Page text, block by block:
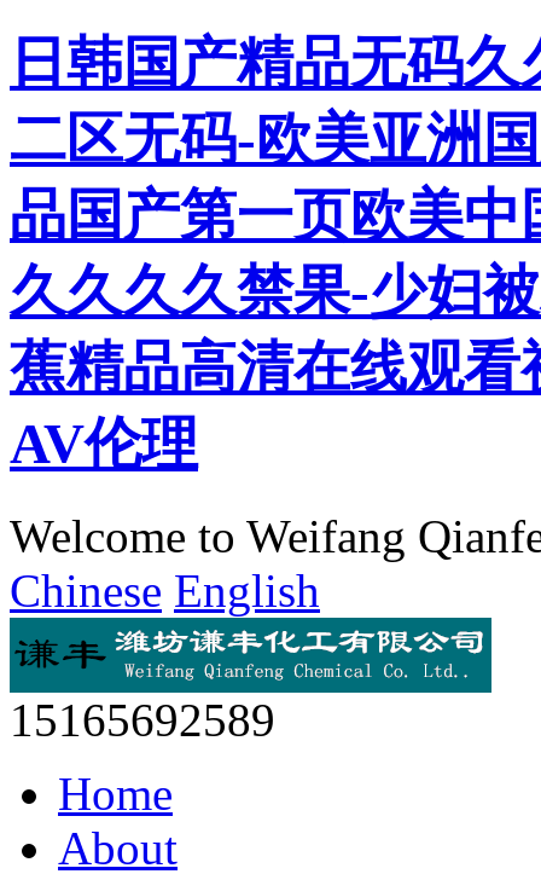
日韩国产精品无码
二区无码-欧美亚洲
品国产第一页欧美
久久久久禁果-少妇
蕉精品高清在线观
AV伦理
Welcome to Weifang
Chinese English
15165692589
Home
About